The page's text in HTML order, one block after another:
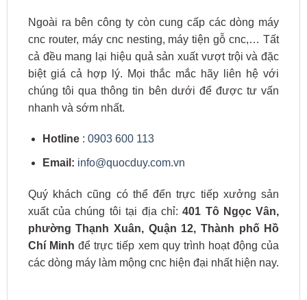
Ngoài ra bên công ty còn cung cấp các dòng máy
cnc router, máy cnc nesting, máy tiện gỗ cnc,… Tất
cả đều mang lại hiệu quả sản xuất vượt trội và đặc
biệt giá cả hợp lý. Mọi thắc mắc hãy liên hệ với
chúng tôi qua thông tin bên dưới để được tư vấn
nhanh và sớm nhất.
Hotline: 0903 600 113
Email: info@quocduy.com.vn
Quý khách cũng có thể đến trực tiếp xưởng sản
xuất của chúng tôi tại địa chỉ:401 Tô Ngọc Vân,
phường Thạnh Xuân, Quận 12, Thành phố Hồ
Chí Minh để trực tiếp xem quy trình hoạt động của
các dòng máy làm mộng cnc hiện đại nhất hiện nay.